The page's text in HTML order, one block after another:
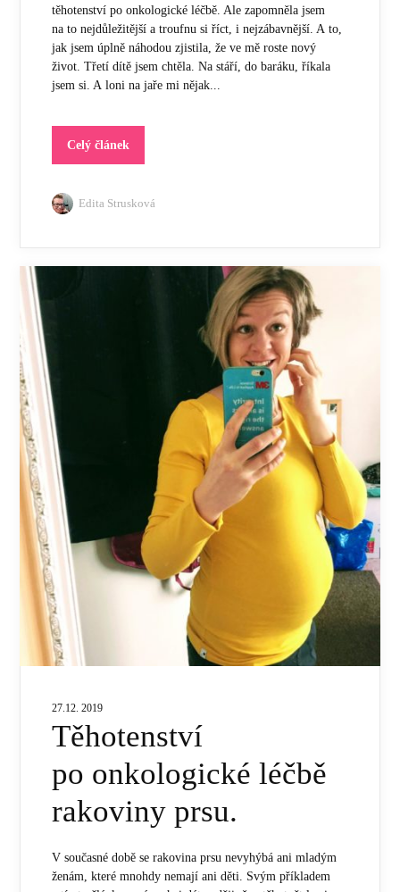
těhotenství po onkologické léčbě. Ale zapomněla jsem
na to nejdůležitější a troufnu si říct, i nejzábavnější. A to,
jak jsem úplně náhodou zjistila, že ve mě roste nový
život. Třetí dítě jsem chtěla. Na stáří, do baráku, říkala
jsem si. A loni na jaře mi nějak...
Celý článek
Edita Strusková
27.12. 2019
Těhotenství
po onkologické léčbě
rakoviny prsu.
V současné době se rakovina prsu nevyhýbá ani mladým
ženám, které mnohdy nemají ani děti. Svým příkladem